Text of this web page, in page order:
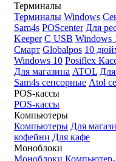
Терминалы
Терминалы Windows
Sam4s POScenter Для
Keeper С USB Windows
Смарт Globalpos 10
Windows 10 Posiflex
Для магазина ATOL
Sam4s сенсорные Atol
POS-кассы
POS-кассы
Компьютеры
Компьютеры Для
кофейни Для кафе
Моноблоки
Моноблоки